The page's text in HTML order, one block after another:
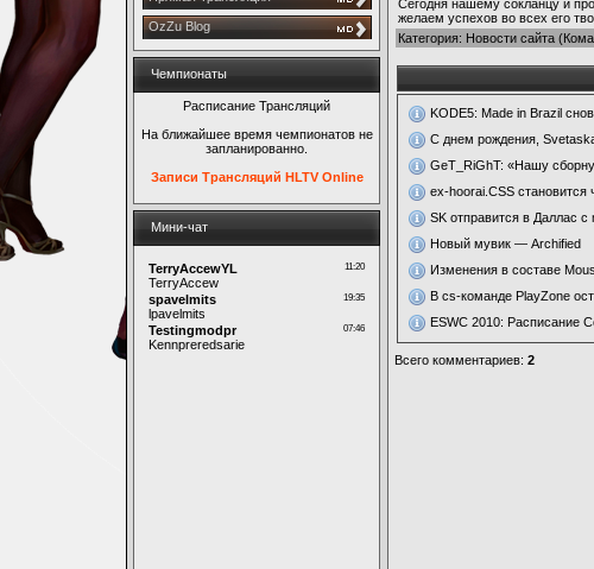
OzZu Blog
Чемпионаты
Расписание Трансляций
На ближайшее время чемпионатов не
запланированно.
Записи Трансляций HLTV Online
Мини-чат
Сегодня нашему сокланцу и
желаем успехов во всех его
Категория: Новости сайта
KODE5: Made in Brazil
С днем рождения,
GeT_RiGhT: «Нашу
ex-hoorai.CSS становится
SK отправится в Даллас с
Новый мувик — Archified
Изменения в составе
В cs-команде PlayZone
ESWC 2010: Расписание
Всего комментариев: 2